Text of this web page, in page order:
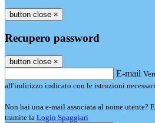
button close ×
Recupero password
button close ×
E-mail
all'indirizzo indicato con le istruzioni
Non hai una e-mail associata al nome utente?
tramite la Login Spaggiari